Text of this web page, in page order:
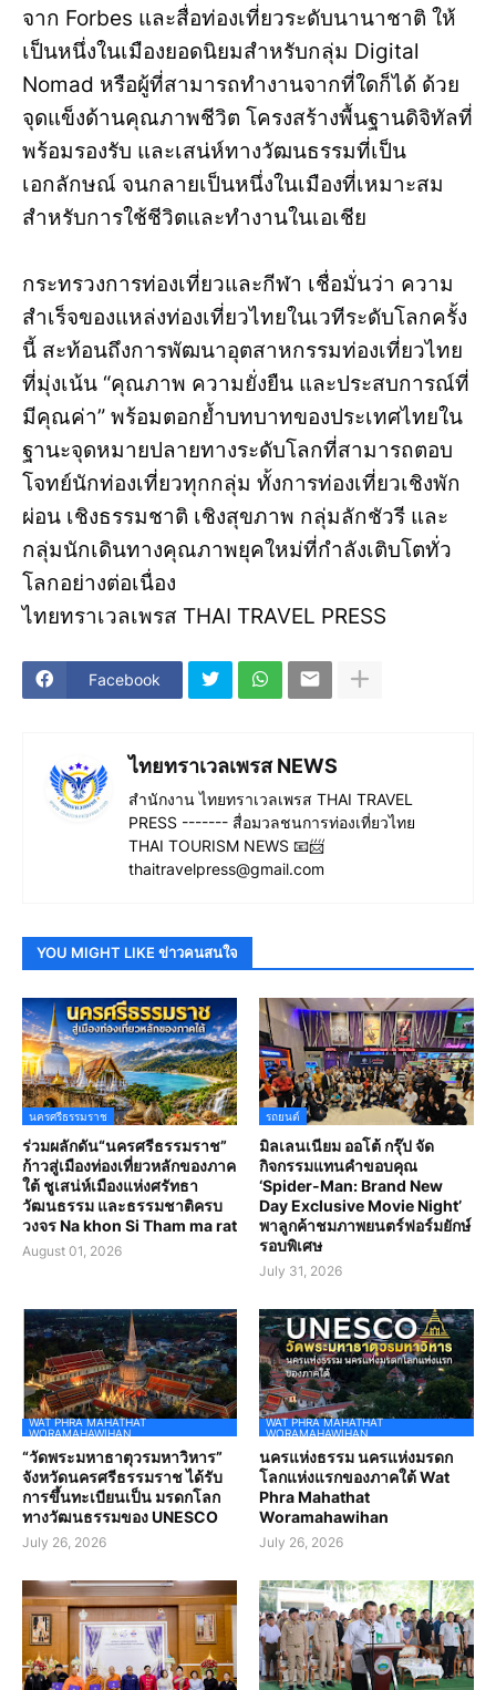
จาก Forbes และสื่อท่องเที่ยวระดับนานาชาติ ให้
เป็นหนึ่งในเมืองยอดนิยมสำหรับกลุ่ม Digital
Nomad หรือผู้ที่สามารถทำงานจากที่ใดก็ได้ ด้วย
จุดแข็งด้านคุณภาพชีวิต โครงสร้างพื้นฐานดิจิทัลที่
พร้อมรองรับ และเสน่ห์ทางวัฒนธรรมที่เป็น
เอกลักษณ์ จนกลายเป็นหนึ่งในเมืองที่เหมาะสม
สำหรับการใช้ชีวิตและทำงานในเอเชีย
กระทรวงการท่องเที่ยวและกีฬา เชื่อมั่นว่า ความ
สำเร็จของแหล่งท่องเที่ยวไทยในเวทีระดับโลกครั้ง
นี้ สะท้อนถึงการพัฒนาอุตสาหกรรมท่องเที่ยวไทย
ที่มุ่งเน้น “คุณภาพ ความยั่งยืน และประสบการณ์ที่
มีคุณค่า” พร้อมตอกย้ำบทบาทของประเทศไทยใน
ฐานะจุดหมายปลายทางระดับโลกที่สามารถตอบ
โจทย์นักท่องเที่ยวทุกกลุ่ม ทั้งการท่องเที่ยวเชิงพัก
ผ่อน เชิงธรรมชาติ เชิงสุขภาพ กลุ่มลักชัวรี และ
กลุ่มนักเดินทางคุณภาพยุคใหม่ที่กำลังเติบโตทั่ว
โลกอย่างต่อเนื่อง
ไทยทราเวลเพรส THAI TRAVEL PRESS
Facebook
ไทยทราเวลเพรส NEWS
สำนักงาน ไทยทราเวลเพรส THAI TRAVEL
PRESS ------- สื่อมวลชนการท่องเที่ยวไทย
THAI TOURISM NEWS 📧📨
thaitravelpress@gmail.com
YOU MIGHT LIKE ข่าวคนสนใจ
นครศรีธรรมราช
ร่วมผลักดัน“นครศรีธรรมราช”
ก้าวสู่เมืองท่องเที่ยวหลักของภาค
ใต้ ชูเสน่ห์เมืองแห่งศรัทธา
วัฒนธรรม และธรรมชาติครบ
วงจร Na khon Si Tham ma rat
August 01, 2026
รถยนต์
มิลเลนเนียม ออโต้ กรุ๊ป จัด
กิจกรรมแทนคำขอบคุณ
‘Spider-Man: Brand New
Day Exclusive Movie Night’
พาลูกค้าชมภาพยนตร์ฟอร์มยักษ์
รอบพิเศษ
July 31, 2026
WAT PHRA MAHATHAT
WORAMAHAWIHAN
“วัดพระมหาธาตุวรมหาวิหาร”
จังหวัดนครศรีธรรมราช ได้รับ
การขึ้นทะเบียนเป็น มรดกโลก
ทางวัฒนธรรมของ UNESCO
July 26, 2026
WAT PHRA MAHATHAT
WORAMAHAWIHAN
นครแห่งธรรม นครแห่งมรดก
โลกแห่งแรกของภาคใต้ Wat
Phra Mahathat
Woramahawihan
July 26, 2026